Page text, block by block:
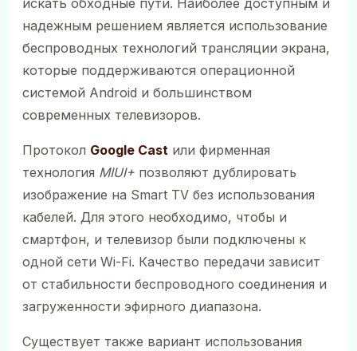
надежным решением является использование
беспроводных технологий трансляции экрана,
которые поддерживаются операционной
системой Android и большинством
современных телевизоров.
Протокол Google Cast или фирменная
технология MIUI+ позволяют дублировать
изображение на Smart TV без использования
кабелей. Для этого необходимо, чтобы и
смартфон, и телевизор были подключены к
одной сети Wi-Fi. Качество передачи зависит
от стабильности беспроводного соединения и
загруженности эфирного диапазона.
Существует также вариант использования